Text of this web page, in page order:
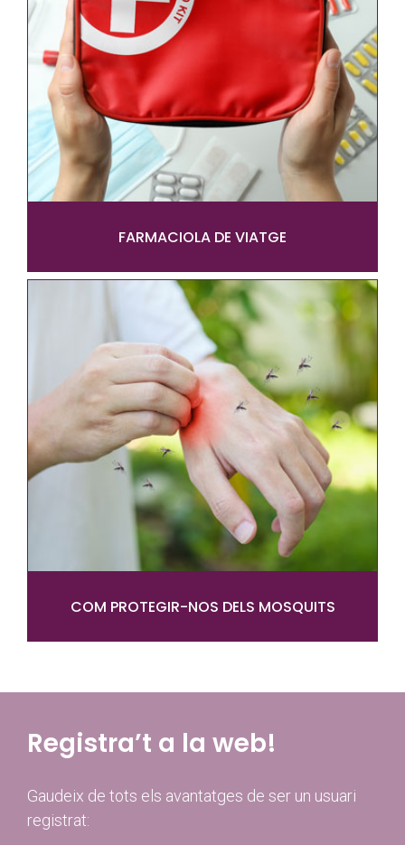
FARMACIOLA DE VIATGE
COM PROTEGIR-NOS DELS MOSQUITS
Registra’t a la web!
Gaudeix de tots els avantatges de ser un usuari
registrat: